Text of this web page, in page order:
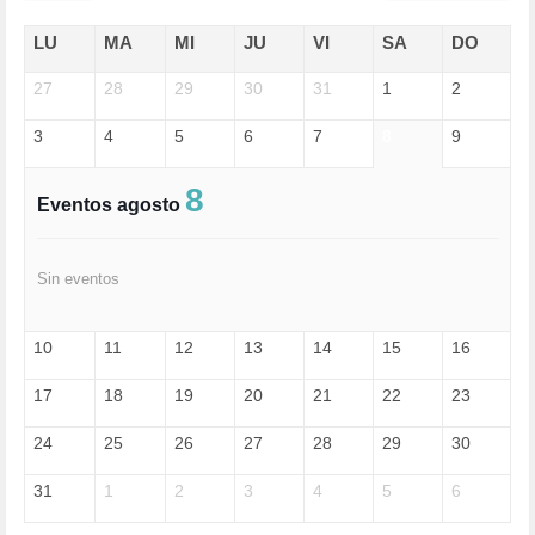
EDGAR MORIN (1)
EMIGRACIÓN (4)
ESPECULACIÓN (2)
FELICIDAD (1)
FRANCISCO (5)
GUERRA (133)
HUMOR (1)
IA (1)
INMIGRACIÓN (145)
LU MA MI JU VI SA DO
27 28 29 30 31 1 2
3 4 5 6 7 9
Eventos agosto 8
Sin eventos
10 11 12 13 14 15 16
17 18 19 20 21 22 23
24 25 26 27 28 29 30
31 1 2 3 4 5 6